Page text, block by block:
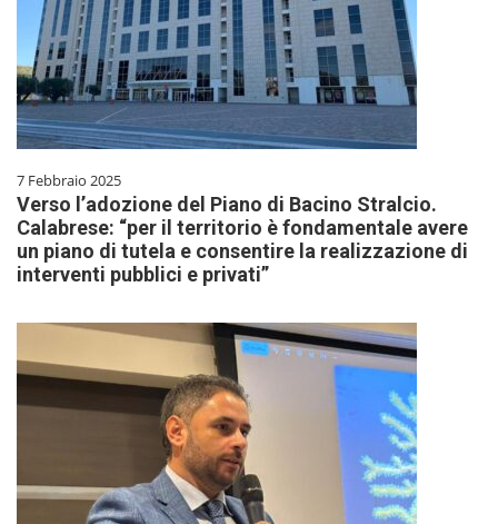
7 Febbraio 2025
Verso l’adozione del Piano di Bacino Stralcio.
Calabrese: “per il territorio è fondamentale avere
un piano di tutela e consentire la realizzazione di
interventi pubblici e privati”